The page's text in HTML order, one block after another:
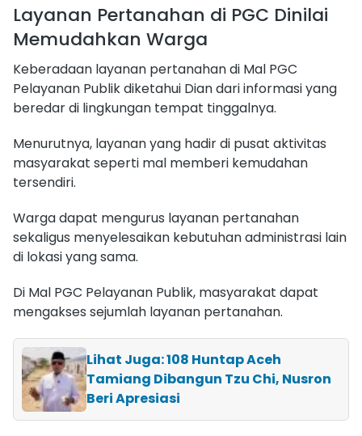
Layanan Pertanahan di PGC Dinilai
Memudahkan Warga
Keberadaan layanan pertanahan di Mal PGC
Pelayanan Publik diketahui Dian dari informasi yang
beredar di lingkungan tempat tinggalnya.
Menurutnya, layanan yang hadir di pusat aktivitas
masyarakat seperti mal memberi kemudahan
tersendiri.
Warga dapat mengurus layanan pertanahan
sekaligus menyelesaikan kebutuhan administrasi lain
di lokasi yang sama.
Di Mal PGC Pelayanan Publik, masyarakat dapat
mengakses sejumlah layanan pertanahan.
Lihat Juga: 108 Huntap Aceh
Tamiang Dibangun Tzu Chi, Nusron
Beri Apresiasi